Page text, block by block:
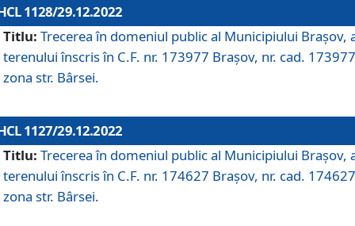
1128/29.12.2022
Titlu: Trecerea în domeniul public al Municipiului Braşov,
terenului înscris în C.F. nr. 173977 Brașov, nr. cad.
zona str. Bârsei.
1127/29.12.2022
Titlu: Trecerea în domeniul public al Municipiului Braşov,
terenului înscris în C.F. nr. 174627 Brașov, nr. cad.
zona str. Bârsei.